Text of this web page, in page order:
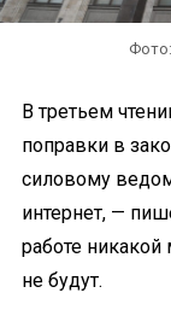
В третьем
поправки в
силовому
интернет, —
работе никакой
не будут.